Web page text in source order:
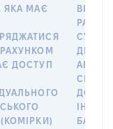
ЯКА МАЄ
ДОСТУП
АБО
СІМ’Ї